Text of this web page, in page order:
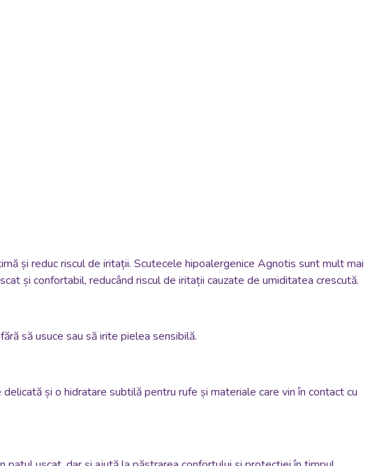
și reduc riscul de iritații. Scutecele hipoalergenice Agnotis sunt mult mai
și confortabil, reducând riscul de iritații cauzate de umiditatea crescută.
să usuce sau să irite pielea sensibilă.
și o hidratare subtilă pentru rufe și materiale care vin în contact cu